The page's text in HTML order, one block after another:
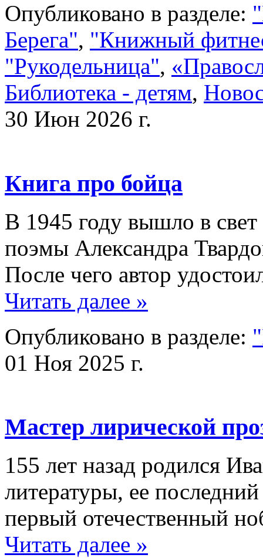
Опубликовано в разделе:
Берега", "Книжный
"Рукодельница",
Библиотека - детям,
30 Июн 2026 г.
Книга про бойца
В 1945 году вышло в свет
поэмы Александра
После чего автор
Читать далее »
Опубликовано в разделе:
01 Ноя 2025 г.
Мастер лирической
155 лет назад родился
литературы, ее
первый отечественный
Читать далее »